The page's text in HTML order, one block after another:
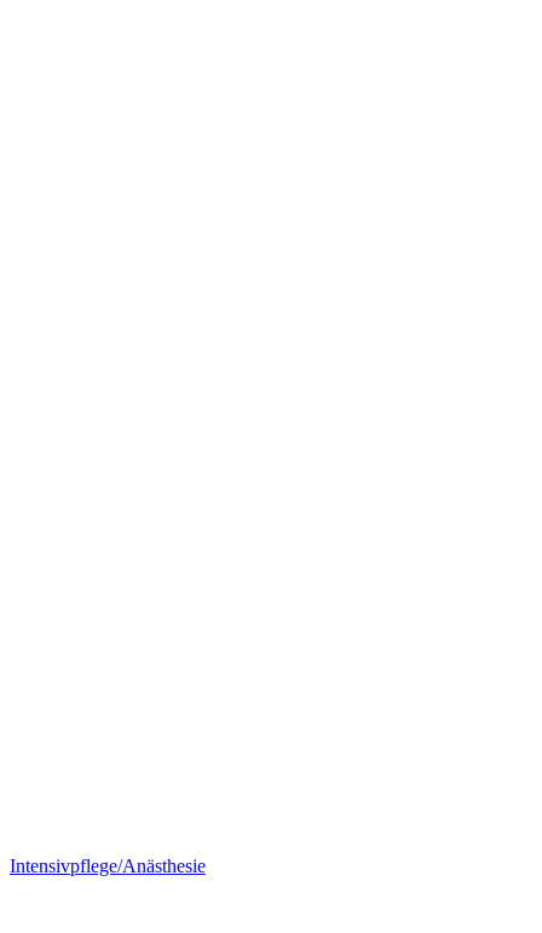
Intensivpflege/Anästhesie